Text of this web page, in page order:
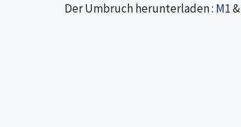
Der Umbruch herunterladen : M1&